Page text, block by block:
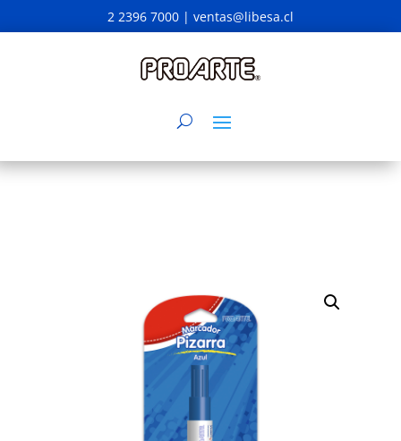
2 2396 7000 | ventas@libesa.cl